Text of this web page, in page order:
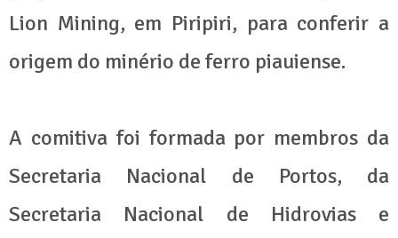
Lion Mining, em Piripiri, para conferir a
origem do minério de ferro piauiense.
A comitiva foi formada por membros da
Secretaria Nacional de Portos, da
Secretaria Nacional de Hidrovias e